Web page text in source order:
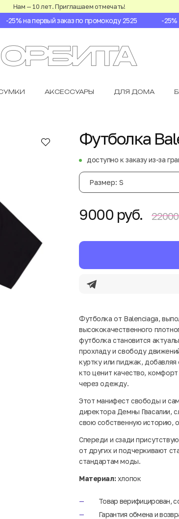
Нам — 10 лет. Приглашаем отмечать!
-25% на первый заказ по промокоду 2525 -25%
АКСЕССУАРЫ ДЛЯ ДОМА
Футболка
доступно к заказу из-за
Размер: S
9000 руб.
Футболка от Balenciaga,
высококачественного
футболка становится
прохладу и свободу
куртку или пиджак,
кто ценит качество,
через одежду.
Этот манифест свободы и
директора Демны Гвасалии,
свою собственную историю,
Спереди и сзади
от других и подчеркивают
стандартам моды.
Материал:хлопок
Товар верифицирован,
Гарантия обмена и